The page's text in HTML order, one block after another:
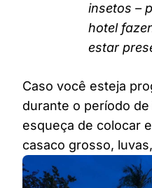
insetos –
hotel
estar
Caso você esteja
durante o período
esqueça de colocar
casaco grosso,